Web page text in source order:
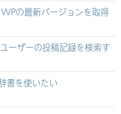
の最新バージョンを取得
ザーの投稿記録を検索す
書を使いたい